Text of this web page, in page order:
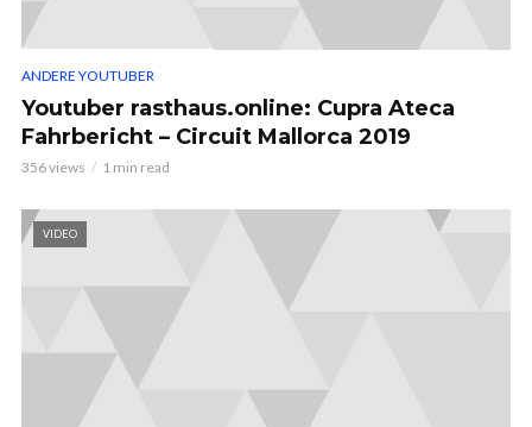
ANDERE YOUTUBER
Youtuber rasthaus.online: Cupra Ateca
Fahrbericht – Circuit Mallorca 2019
356 views 1 min read
VIDEO